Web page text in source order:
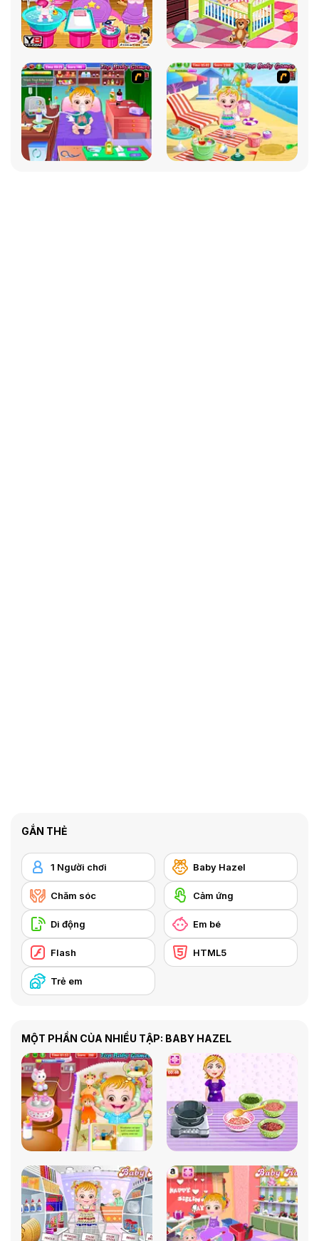
GẮN THẺ
1 Người chơi Baby Hazel
Chăm sóc Cảm ứng
Di động Em bé
Flash HTML5
Trẻ em
MỘT PHẦN CỦA NHIỀU TẬP: BABY HAZEL